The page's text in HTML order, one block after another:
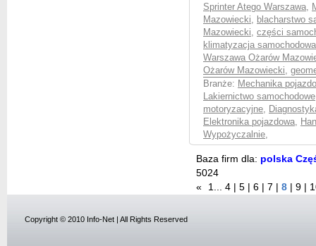
Sprinter Atego Warszawa,
Mazowiecki, blacharstwo
Mazowiecki, części
klimatyzacja
Warszawa Ożarów
Ożarów Mazowiecki,
Branże: Mechanika
Lakiernictwo samochodowe
motoryzacyjne,
Elektronika pojazdowa,
Wypożyczalnie,
Baza firm dla: polska
5024
«
1... 4 5 6 7 8 9
Copyright © 2010 Info-Net | All Rights Reserved